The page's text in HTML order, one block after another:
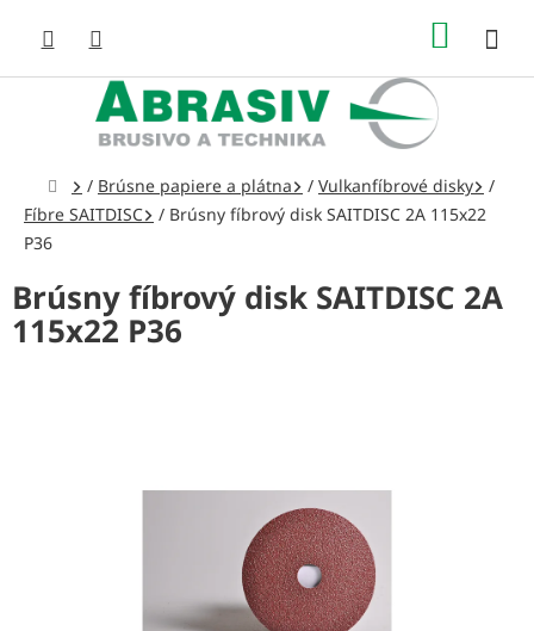
obsah
Domov
/ Brúsne papiere a plátna / Vulkanfíbrové disky
/
Fíbre SAITDISC
/ Brúsny fíbrový disk SAITDISC 2A 115x22
P36
Brúsny fíbrový disk SAITDISC 2A
115x22 P36